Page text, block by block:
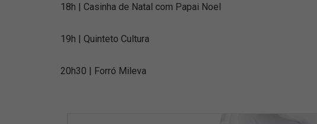
18h | Casinha de Natal com Papai Noel
19h | Quinteto Cultura
20h30 | Forró Mileva